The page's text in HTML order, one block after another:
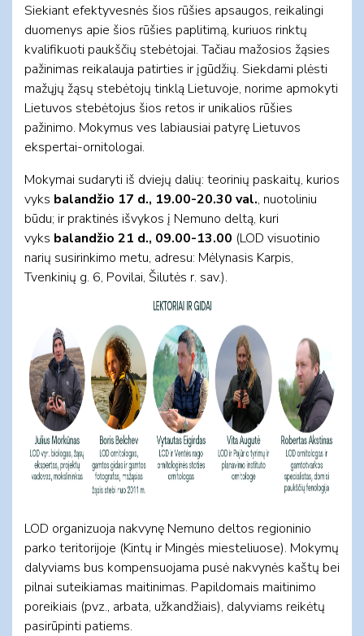
Siekiant efektyvesnės šios rūšies apsaugos, reikalingi
duomenys apie šios rūšies paplitimą, kuriuos rinktų
kvalifikuoti paukščių stebėtojai. Tačiau mažosios žąsies
pažinimas reikalauja patirties ir įgūdžių. Siekdami plėsti
mažųjų žąsų stebėtojų tinklą Lietuvoje, norime apmokyti
Lietuvos stebėtojus šios retos ir unikalios rūšies
pažinimo. Mokymus ves labiausiai patyrę Lietuvos
ekspertai-ornitologai.
Mokymai sudaryti iš dviejų dalių: teorinių paskaitų, kurios
vyks balandžio 17 d., 19.00-20.30 val., nuotoliniu
būdu; ir praktinės išvykos į Nemuno deltą, kuri
vyks balandžio 21 d., 09.00-13.00 (LOD visuotinio
narių susirinkimo metu, adresu: Mėlynasis Karpis,
Tvenkinių g. 6, Povilai, Šilutės r. sav.).
LOD organizuoja nakvynę Nemuno deltos regioninio
parko teritorijoje (Kintų ir Mingės miesteliuose). Mokymų
dalyviams bus kompensuojama pusė nakvynės kaštų bei
pilnai suteikiamas maitinimas. Papildomais maitinimo
poreikiais (pvz., arbata, užkandžiais), dalyviams reikėtų
pasirūpinti patiems.